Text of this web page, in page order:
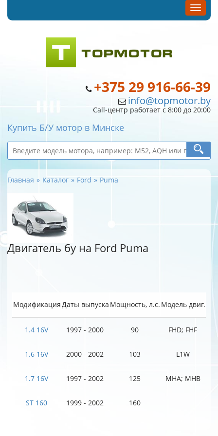
+375 29 916-66-39
info@topmotor.by
Call-центр работает с 8:00 до 20:00
Купить Б/У мотор в Минске
Главная Каталог Ford Puma
Двигатель бу на Ford Puma
МодификацияДаты выпуска Мощность, л.с. Модель двиг.
1.4 16V 1997 - 2000 90 FHD; FHF
1.6 16V 2000 - 2002 103 L1W
1.7 16V 1997 - 2002 125 MHA; MHB
ST 160 1999 - 2002 160